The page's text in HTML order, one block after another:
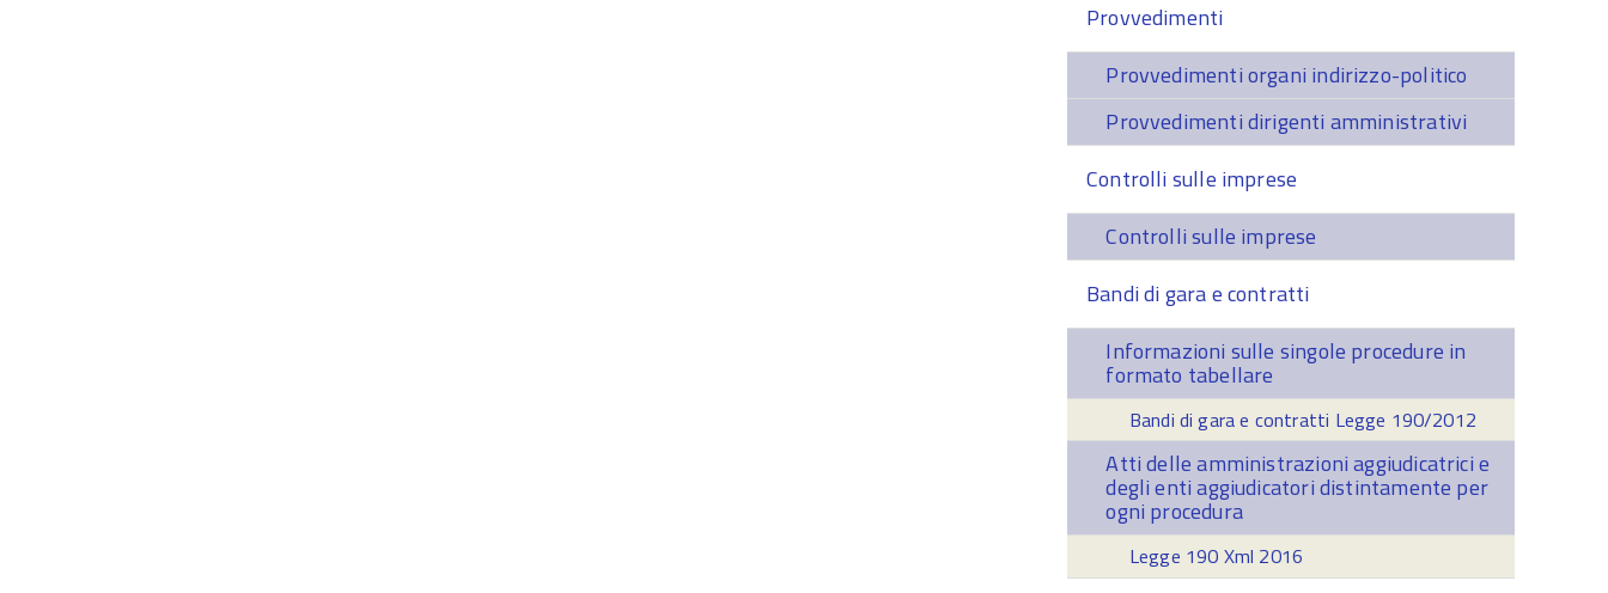
Provvedimenti
Provvedimenti organi indirizzo-politico
Provvedimenti dirigenti amministrativi
Controlli sulle imprese
Controlli sulle imprese
Bandi di gara e contratti
Informazioni sulle singole procedure in
formato tabellare
Bandi di gara e contratti Legge 190/2012
Atti delle amministrazioni aggiudicatrici e
degli enti aggiudicatori distintamente per
ogni procedura
Legge 190 Xml 2016